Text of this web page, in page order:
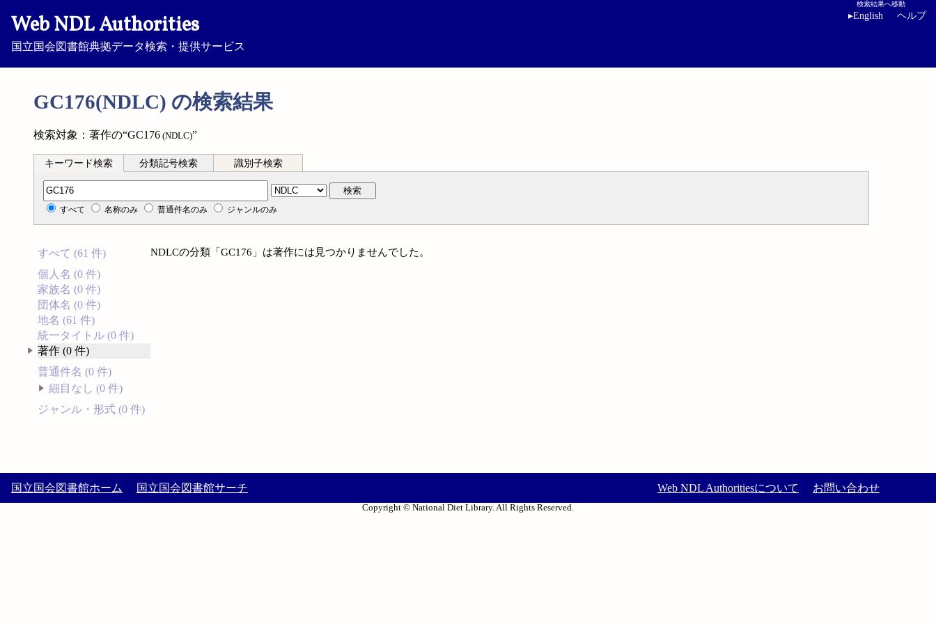
Web NDL Authorities
国立国会図書館典拠データ検索・提供サービス
検索結果へ移動
▸English ヘルプ
GC176(NDLC) の検索結果
検索対象：著作の“GC176 (NDLC)”
キーワード検索 分類記号検索 識別子検索
分類記号検索 検索
すべて 名称のみ 普通件名のみ ジャンルのみ
すべて (61 件)
個人名 (0 件)
家族名 (0 件)
団体名 (0 件)
地名 (61 件)
統一タイトル (0 件)
著作 (0 件)
普通件名 (0 件)
細目なし (0 件)
ジャンル・形式 (0 件)
NDLCの分類「GC176」は著作には見つかりませんでした。
国立国会図書館ホーム 国立国会図書館サーチ Web NDL Authoritiesについて お問い合わせ
Copyright © National Diet Library. All Rights Reserved.